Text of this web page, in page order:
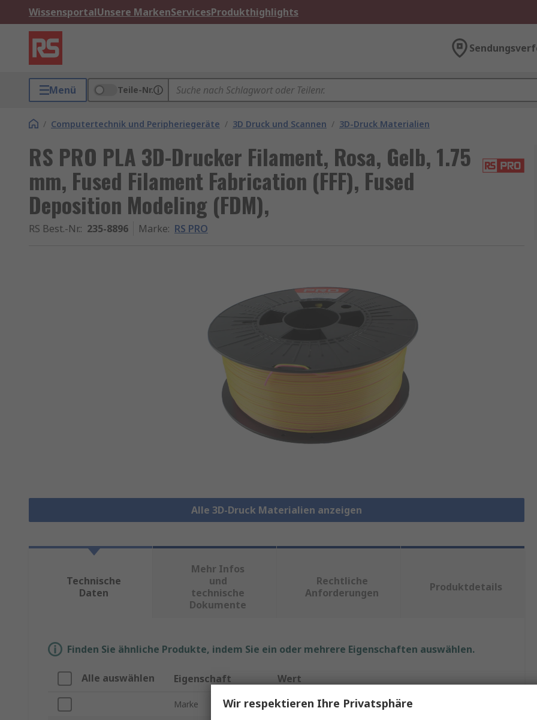
WissensportalUnsere MarkenServicesProdukthighlights
Menü Teile-Nr.
/ Computertechnik und Peripheriegeräte / 3D Druck und Scannen / 3D-Druck Materialien
RS PRO PLA 3D-Drucker Filament, Rosa, Gelb, 1.75
mm, Fused Filament Fabrication (FFF), Fused
Deposition Modeling (FDM),
RS Best.-Nr.: 235-8896 Marke: RS PRO
Alle 3D-Druck Materialien anzeigen
Technische
Daten
Mehr Infos
und
technische
Dokumente
Rechtliche
Anforderungen
Produktdetails
Finden Sie ähnliche Produkte, indem Sie ein oder mehrere Eigenschaften auswählen.
Alle auswählen Eigenschaft Wert
Marke RS PRO
Wir respektieren Ihre Privatsphäre